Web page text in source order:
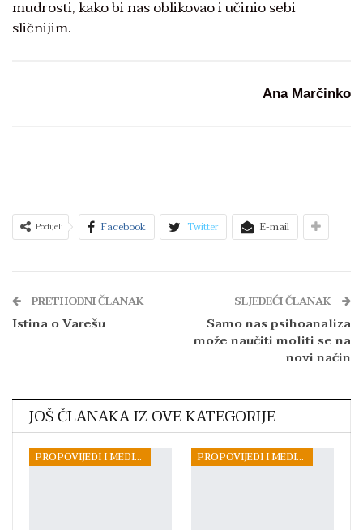
mudrosti, kako bi nas oblikovao i učinio sebi
sličnijim.
Ana Marčinko
Podijeli Facebook Twitter E-mail
PRETHODNI ČLANAK
Istina o Varešu
SLJEDEĆI ČLANAK
Samo nas psihoanaliza
može naučiti moliti se na
novi način
JOŠ ČLANAKA IZ OVE KATEGORIJE
PROPOVIJEDI I MEDITACIJE PROPOVIJEDI I MEDITACIJE